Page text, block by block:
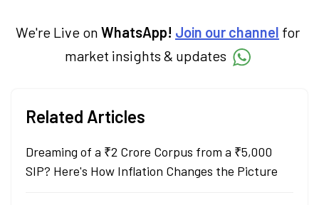
We're Live on WhatsApp! Join our channel for
market insights & updates
Related Articles
Dreaming of a ₹2 Crore Corpus from a ₹5,000
SIP? Here's How Inflation Changes the Picture